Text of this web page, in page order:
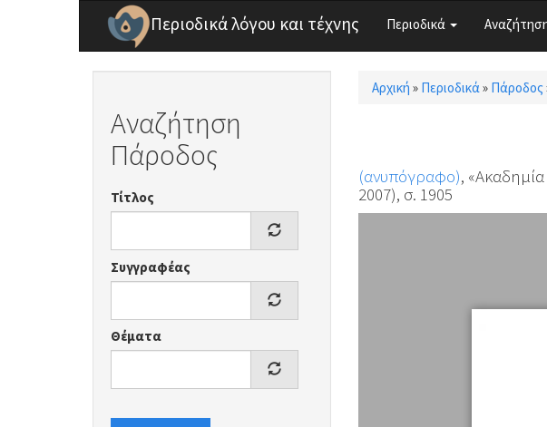
Παράκαμψη προς το κυρίως περιεχόμενο
Περιοδικά λόγου και τέχνης Περιοδικά
Αναζήτηση
Πάροδος
Τίτλος
Συγγραφέας
Θέματα
Είστε εδώ
Αρχική » Περιοδικά» Πάροδος
(ανυπόγραφο),
2007), σ. 1905